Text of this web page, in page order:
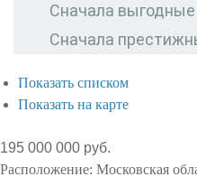
Сначала выгодные
Сначала
Показать списком
Показать на карте
195 000 000 руб.
Расположение: Московская